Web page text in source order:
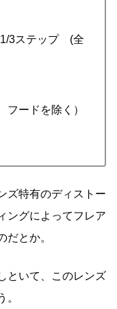
1/3ステップ (全
フードを除く）
ズ特有のディストー
ングによってフレア
だとか。
といて、このレンズ
。